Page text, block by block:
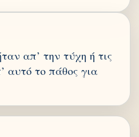
απ’ την τύχη ή τις
αυτό το πάθος για